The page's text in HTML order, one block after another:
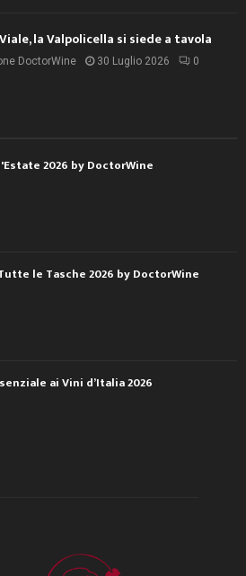
la Valpolicella si siede a tavola
DoctorWine 30 Luglio 2026 0
2026 by DoctorWine
le Tasche 2026 by DoctorWine
ai Vini d’Italia 2026